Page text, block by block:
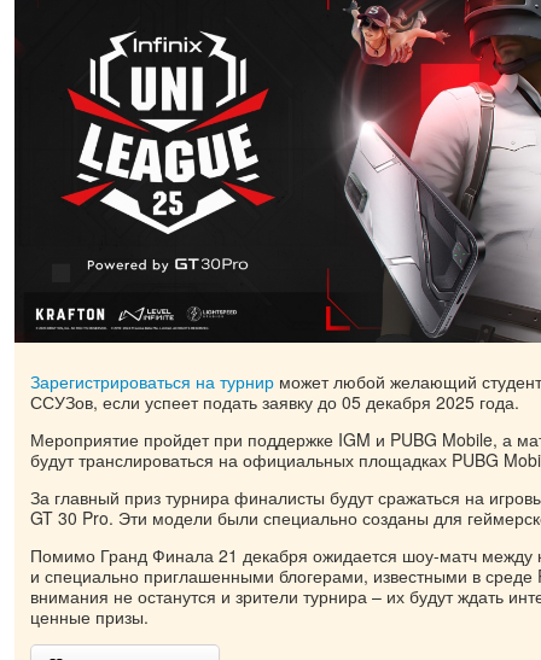
Зарегистрироваться на турнир может любой желающий
ССУЗов, если успеет подать заявку до 05 декабря 2025 года.
Мероприятие пройдет при поддержке IGM и PUBG Mobile, а
будут транслироваться на официальных площадках PUBG
За главный приз турнира финалисты будут сражаться на
GT 30 Pro. Эти модели были специально созданы для
Помимо Гранд Финала 21 декабря ожидается шоу-матч между
и специально приглашенными блогерами, известными в среде
внимания не останутся и зрители турнира – их будут ждать
ценные призы.